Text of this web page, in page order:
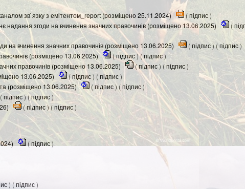
зв`язку з емітентом_report (розміщено 25.11.2024)
(підпис)
надання згоди на вчинення значних правочинів (розміщено 13.06.2025)
(
на вчинення значних правочинів (розміщено 13.06.2025)
(підпис) (підпис)
(розміщено 13.06.2025)
(підпис) (підпис)
правочинів (розміщено 13.06.2025)
(підпис) (підпис)
13.06.2025)
(підпис) (підпис)
(розміщено 13.06.2025)
(підпис) (підпис)
(підпис) (підпис)
(підпис) (підпис)
(підпис)
) (підпис)